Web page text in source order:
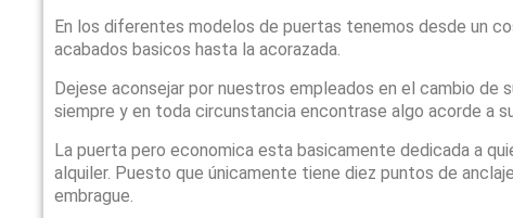
En los diferentes modelos de puertas tenemos desde un
acabados basicos hasta la acorazada.
Dejese aconsejar por nuestros empleados en el cambio de
siempre y en toda circunstancia encontrase algo acorde a
La puerta pero economica esta basicamente dedicada a
alquiler. Puesto que únicamente tiene diez puntos de
embrague.